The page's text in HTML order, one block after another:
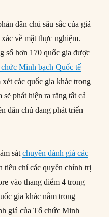
dân chủ sâu sắc của giả
về mặt thực nghiệm.
số hơn 170 quốc gia được
Minh bạch Quốc tế
các quốc gia khác trong
phát hiện ra rằng tất cả
dân chủ đang phát triển
sátchuyên đánh giá các
tiêu chí các quyền chính trị
vào thang điểm 4 trong
gia khác nằm trong
giá của Tổ chức Minh